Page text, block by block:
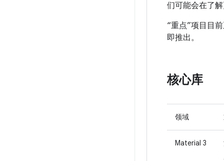
们可能会在了
“重点”项目目
即推出。
核心库
领域
Material 3